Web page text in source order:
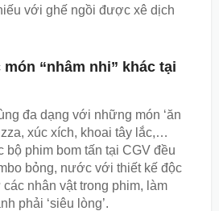
với ghế ngồi được xê dịch
“nhâm nhi” khác tại
đa dạng với những món ‘ăn
xúc xích, khoai tây lắc,…
bộ phim bom tấn tại CGV đều
bỏng, nước với thiết kế độc
nhân vật trong phim, làm
phải ‘siêu lòng’.